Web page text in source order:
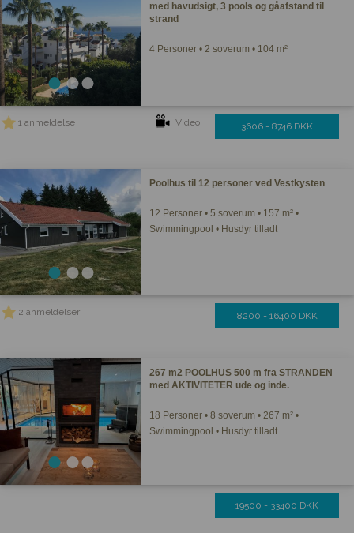
med havudsigt, 3 pools og gåafstand til
strand
4 Personer • 2 soverum • 104 m²
1 anmeldelse Video 3606 - 8746 DKK
Poolhus til 12 personer ved Vestkysten
12 Personer • 5 soverum • 157 m² •
Swimmingpool • Husdyr tilladt
2 anmeldelser 8200 - 16400 DKK
267 m2 POOLHUS 500 m fra STRANDEN
med AKTIVITETER ude og inde.
18 Personer • 8 soverum • 267 m² •
Swimmingpool • Husdyr tilladt
19500 - 33400 DKK